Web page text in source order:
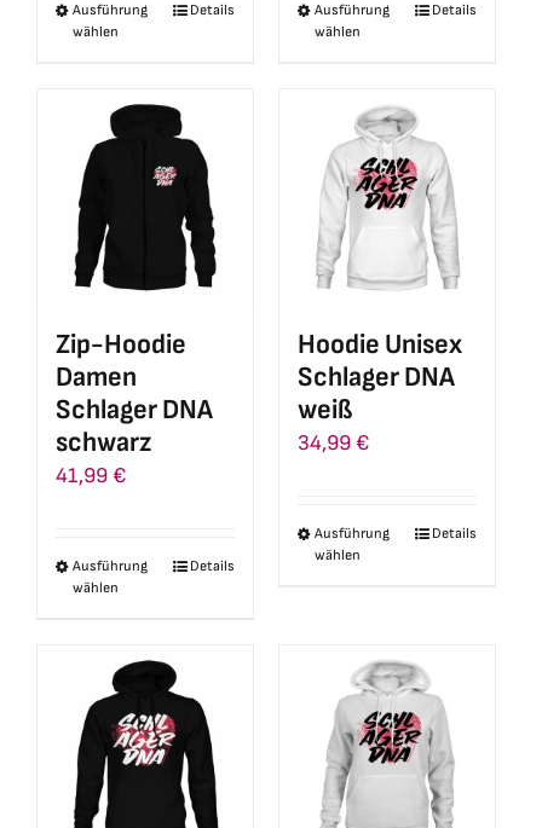
Ausführung
wählen
Dieses
mehrere
Varianten
auf.
Optionen
können
der
gewählt
werden
Details
Ausführung
wählen
Dieses
mehrere
Varianten
auf.
Die
Optionen
können
der
Produktseite
Details
Zip-Hoodie
Damen
Schlager DNA
schwarz
41,99 €
Ausführung
wählen
Dieses
mehrere
Varianten
auf.
Die
Optionen
Details
Hoodie Unisex
Schlager DNA
weiß
34,99 €
Ausführung
wählen
Dieses
Varianten
auf.
Die
Optionen
können
Details